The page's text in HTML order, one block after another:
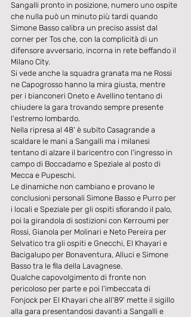
Sangalli pronto in posizione, numero uno ospite
che nulla può un minuto più tardi quando
Simone Basso calibra un preciso assist dal
corner per Tos che, con la complicità di un
difensore avversario, incorna in rete beffando il
Milano City.
Si vede anche la squadra granata ma ne Rossi
ne Capogrosso hanno la mira giusta, mentre
per i bianconeri Oneto e Avellino tentano di
chiudere la gara trovando sempre presente
l'estremo lombardo.
Nella ripresa al 48' è subito Casagrande a
scaldare le mani a Sangalli ma i milanesi
tentano di alzare il baricentro con l'ingresso in
campo di Boccadamo e Speziale al posto di
Mecca e Pupeschi.
Le dinamiche non cambiano e provano le
conclusioni personali Simone Basso e Purro per
i locali e Speziale per gli ospiti sfiorando il palo,
poi la girandola di sostizioni con Kerroumi per
Rossi, Gianola per Molinari e Neto Pereira per
Selvatico tra gli ospiti e Gnecchi, El Khayari e
Bacigalupo per Bonaventura, Alluci e Simone
Basso tra le fila della Lavagnese.
Qualche capovolgimento di fronte non
pericoloso per parte e poi l'imbeccata di
Fonjock per El Khayari che all'89' mette il sigillo
alla gara presentandosi davanti a Sangalli e